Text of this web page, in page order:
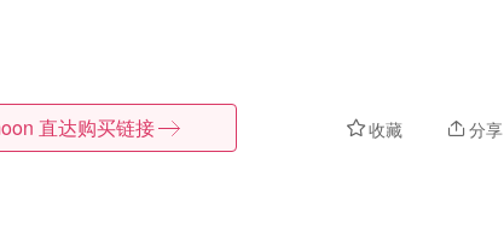
收藏 分享
直达购买链接